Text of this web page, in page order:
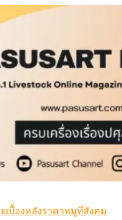
เบื้องหลังราคาหมูที่สังคม